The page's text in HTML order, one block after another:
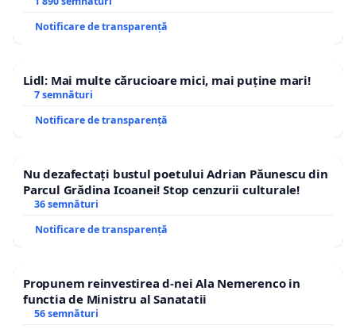
Notificare de transparență
Lidl: Mai multe cărucioare mici, mai puține mari!
7 semnături
Notificare de transparență
Nu dezafectați bustul poetului Adrian Păunescu din
Parcul Grădina Icoanei! Stop cenzurii culturale!
36 semnături
Notificare de transparență
Propunem reinvestirea d-nei Ala Nemerenco in
functia de Ministru al Sanatatii
56 semnături